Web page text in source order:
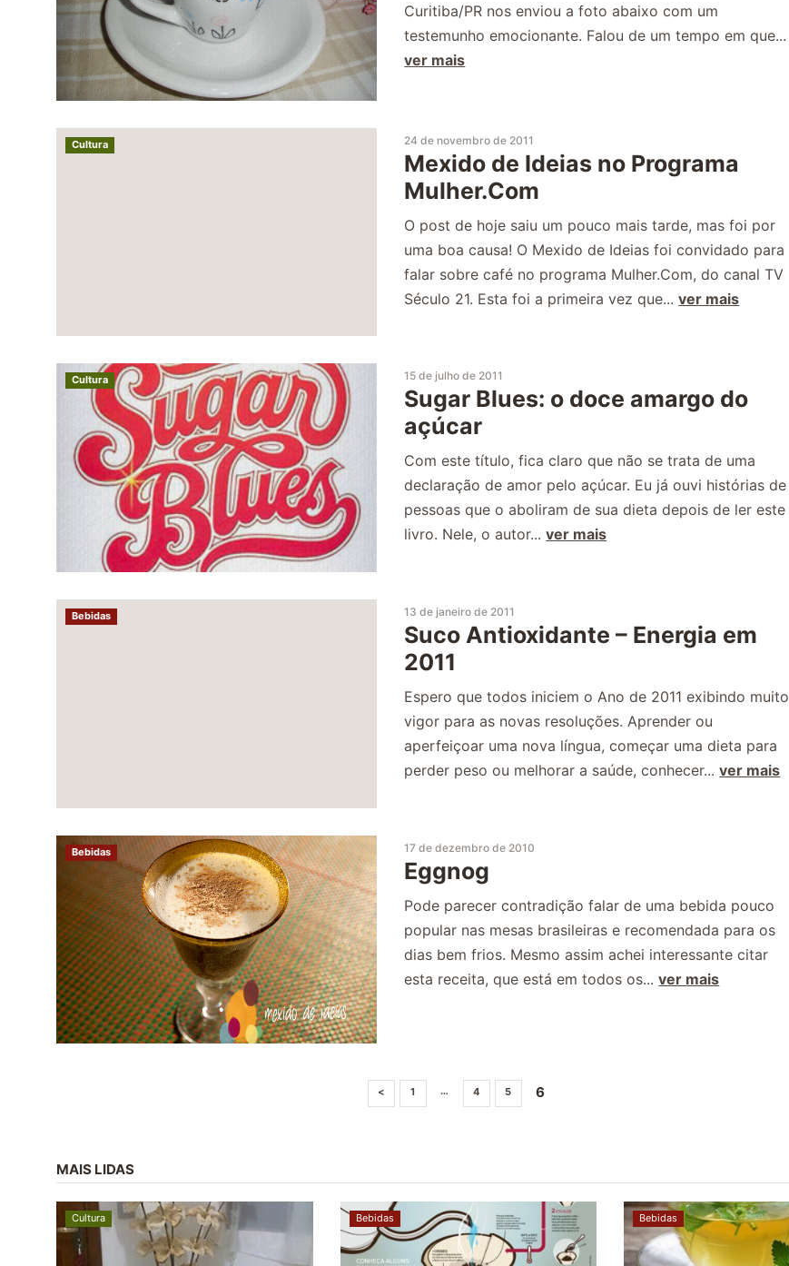
Curitiba/PR nos enviou a foto abaixo com um
testemunho emocionante. Falou de um tempo em que...
ver mais
Cultura 24 de novembro de 2011
Mexido de Ideias no Programa
Mulher.Com
O post de hoje saiu um pouco mais tarde, mas foi por
uma boa causa! O Mexido de Ideias foi convidado para
falar sobre café no programa Mulher.Com, do canal TV
Século 21. Esta foi a primeira vez que...ver mais
Cultura 15 de julho de 2011
Sugar Blues: o doce amargo do
açúcar
Com este título, fica claro que não se trata de uma
declaração de amor pelo açúcar. Eu já ouvi histórias de
pessoas que o aboliram de sua dieta depois de ler este
livro. Nele, o autor...ver mais
Bebidas 13 de janeiro de 2011
Suco Antioxidante – Energia em
2011
Espero que todos iniciem o Ano de 2011 exibindo muito
vigor para as novas resoluções. Aprender ou
aperfeiçoar uma nova língua, começar uma dieta para
perder peso ou melhorar a saúde, conhecer...ver mais
Bebidas 17 de dezembro de 2010
Eggnog
Pode parecer contradição falar de uma bebida pouco
popular nas mesas brasileiras e recomendada para os
dias bem frios. Mesmo assim achei interessante citar
esta receita, que está em todos os...ver mais
< 1 … 4 5 6
MAIS LIDAS
Cultura Bebidas Bebidas